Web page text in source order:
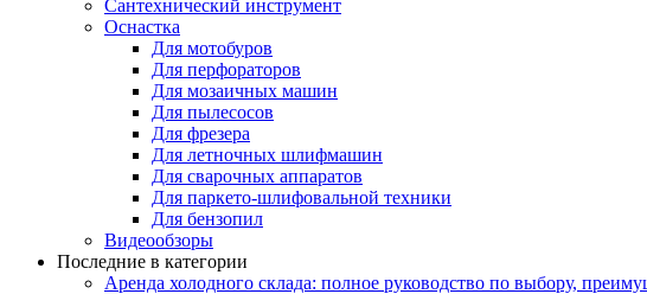
Сантехнический инструмент
Оснастка
Для мотобуров
Для перфораторов
Для мозаичных машин
Для пылесосов
Для фрезера
Для летночных шлифмашин
Для сварочных аппаратов
Для паркето-шлифовальной техники
Для бензопил
Видеообзоры
Последние в категории
Аренда холодного склада: полное руководство по выбору,